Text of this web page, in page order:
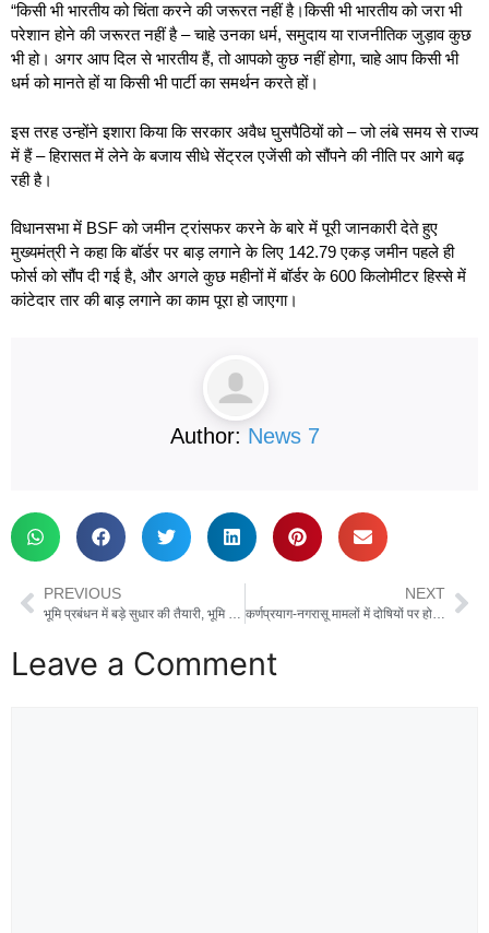
“किसी भी भारतीय को चिंता करने की जरूरत नहीं है।किसी भी भारतीय को जरा भी
परेशान होने की जरूरत नहीं है – चाहे उनका धर्म, समुदाय या राजनीतिक जुड़ाव कुछ
भी हो। अगर आप दिल से भारतीय हैं, तो आपको कुछ नहीं होगा, चाहे आप किसी भी
धर्म को मानते हों या किसी भी पार्टी का समर्थन करते हों।
इस तरह उन्होंने इशारा किया कि सरकार अवैध घुसपैठियों को – जो लंबे समय से राज्य
में हैं – हिरासत में लेने के बजाय सीधे सेंट्रल एजेंसी को सौंपने की नीति पर आगे बढ़
रही है।
विधानसभा में BSF को जमीन ट्रांसफर करने के बारे में पूरी जानकारी देते हुए
मुख्यमंत्री ने कहा कि बॉर्डर पर बाड़ लगाने के लिए 142.79 एकड़ जमीन पहले ही
फोर्स को सौंप दी गई है, और अगले कुछ महीनों में बॉर्डर के 600 किलोमीटर हिस्से में
कांटेदार तार की बाड़ लगाने का काम पूरा हो जाएगा।
Author: News 7
PREVIOUS NEXT
कर्णप्रयाग-नगरासू मामलों में दोषियों पर होगी सख्त कार्रवाई, CM धामी ने अफवाह फैलाने वालों को भी दी चेतावनी
Leave a Comment